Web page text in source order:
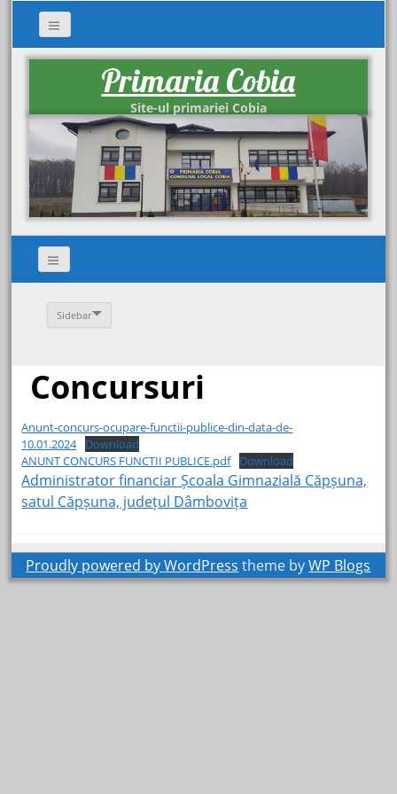
Primaria Cobia
Site-ul primariei Cobia
Sidebar
Concursuri
Anunt-concurs-ocupare-functii-publice-din-data-de-
10.01.2024 Download
ANUNT CONCURS FUNCTII PUBLICE.pdf Download
Administrator financiar Școala Gimnazială Căpșuna,
satul Căpșuna, județul Dâmbovița
Proudly powered by WordPress theme byWP Blogs